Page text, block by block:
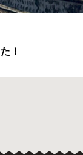
！